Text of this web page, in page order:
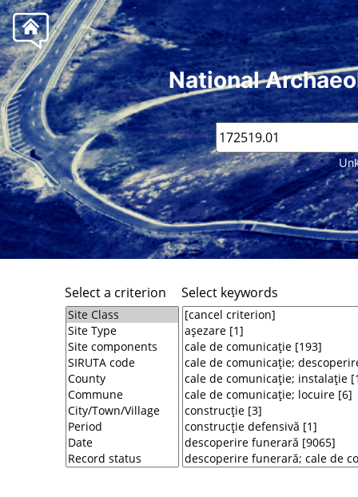
National
Select a criterion Select keywords